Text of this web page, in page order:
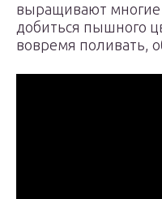
выращивают
добиться пышного
вовремя поливать,